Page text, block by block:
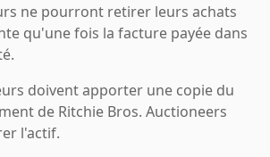
ne pourront retirer leurs achats
qu'une fois la facture payée dans
doivent apporter une copie du
de Ritchie Bros. Auctioneers
l'actif.